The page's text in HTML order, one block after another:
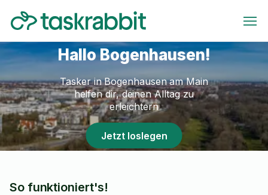
Hallo Bogenhausen!
Tasker in Bogenhausen am Main
helfen dir, deinen Alltag zu
erleichtern
Jetzt loslegen
So funktioniert's!